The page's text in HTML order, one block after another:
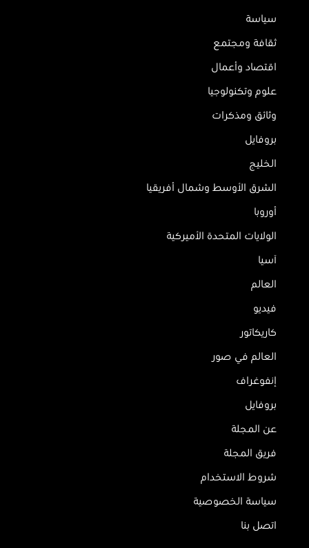
سياسة
ثقافة ومجتمع
اقتصاد وأعمال
علوم وتكنولوجيا
وثائق ومذكرات
بروفايل
الخليج
الشرق الأوسط وشمال أفريقيا
أوروبا
الولايات المتحدة الأميركية
آسيا
العالم
فيديو
كاريكاتور
العالم في صور
إنفوغراف
بروفايل
عن المجلة
فريق المجلة
شروط الاستخدام
سياسة الخصوصية
اتصل بنا